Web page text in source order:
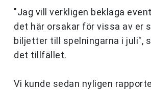
"Jag vill verkligen beklaga
det här orsakar för vissa av er
biljetter till spelningarna i juli",
det tillfället.
Vi kunde sedan nyligen